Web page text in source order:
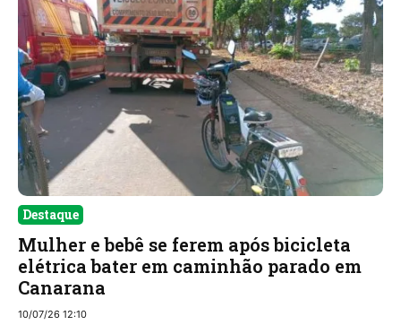
Destaque
Mulher e bebê se ferem após bicicleta
elétrica bater em caminhão parado em
Canarana
10/07/26 12:10